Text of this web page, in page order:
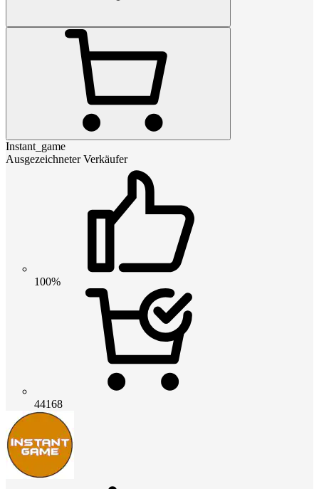
Instant_game
Ausgezeichneter Verkäufer
100%
44168